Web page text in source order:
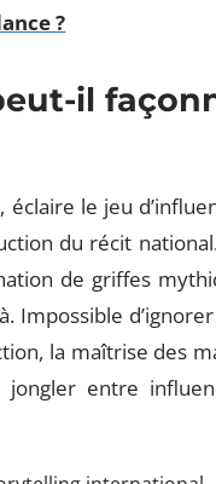
?
il
le jeu
du récit
de griffes
Impossible
la maîtrise des
entre